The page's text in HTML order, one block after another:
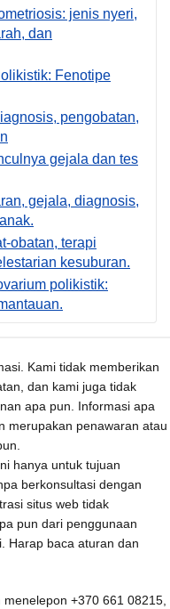
jenis nyeri,
dan
Fenotipe
pengobatan,
gejala dan tes
gejala, diagnosis,
obatan, terapi
kesuburan.
polikistik:
Kami tidak memberikan
dan kami juga tidak
apa pun. Informasi apa
merupakan penawaran atau
hanya untuk tujuan
berkonsultasi dengan
situs web tidak
pun dari penggunaan
Harap baca aturan dan
+370 661 08215,